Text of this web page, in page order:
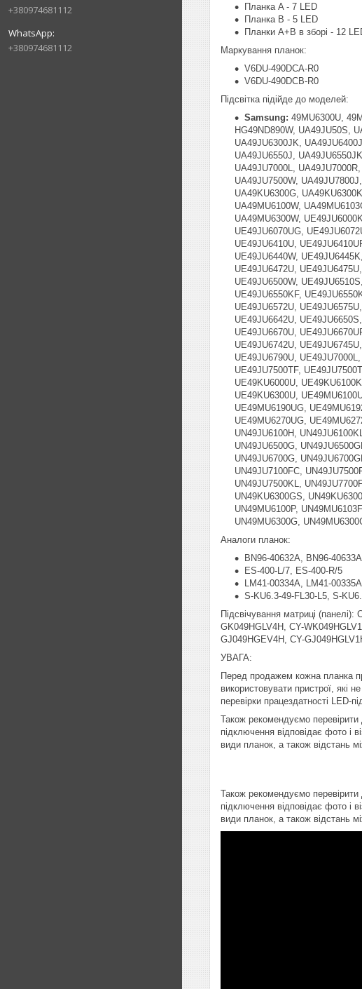
+380974681112
+380974681112
Планка A - 7 LED
Планка B - 5 LED
Планки A+B в зборі - 12
Маркування планок:
V6DU-490DCA-R0
V6DU-490DCB-R0
Підсвітка підійде до моделей:
Samsung: 49MU6300U,
HG49ND890W, UA49JU50S,
UA49JU6300JK,
UA49JU6550J,
UA49JU7000L,
UA49JU7500W,
UA49KU6300G,
UA49MU6100W,
UA49MU6300W,
UE49JU6070UG,
UE49JU6410U,
UE49JU6440W,
UE49JU6472U,
UE49JU6500W,
UE49JU6550KF,
UE49JU6572U,
UE49JU6642U,
UE49JU6670U,
UE49JU6742U,
UE49JU6790U,
UE49JU7500TF,
UE49KU6000U,
UE49KU6300U,
UE49MU6190UG,
UE49MU6270UG,
UN49JU6100H,
UN49JU6500G,
UN49JU6700G,
UN49JU7100FC,
UN49JU7500KL,
UN49KU6300GS,
UN49MU6100P,
UN49MU6300G,
Аналоги планок:
BN96-40632A, BN96-40633A
ES-400-L/7, ES-400-R/5
LM41-00334A, LM41-00335A
S-KU6.3-49-FL30-L5, S-
Підсвічування матриці
GK049HGLV4H, CY-
GJ049HGEV4H, CY-
УВАГА:
Перед продажем кожна планка
використовувати пристрої, які
перевірки працездатності LED-
Також рекомендуємо перевірити
підключення відповідає фото і
види планок, а також відстань
Також рекомендуємо перевірити
підключення відповідає фото і
види планок, а також відстань